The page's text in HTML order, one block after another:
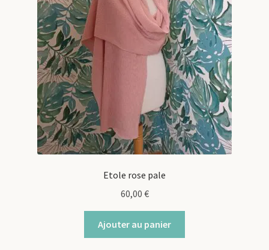
Etole rose pale
60,00 €
Ajouter au panier